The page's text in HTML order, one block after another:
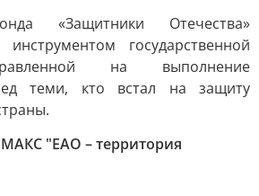
«Защитники Отечества»
государственной
на выполнение
теми, кто встал на защиту
"ЕАО – территория